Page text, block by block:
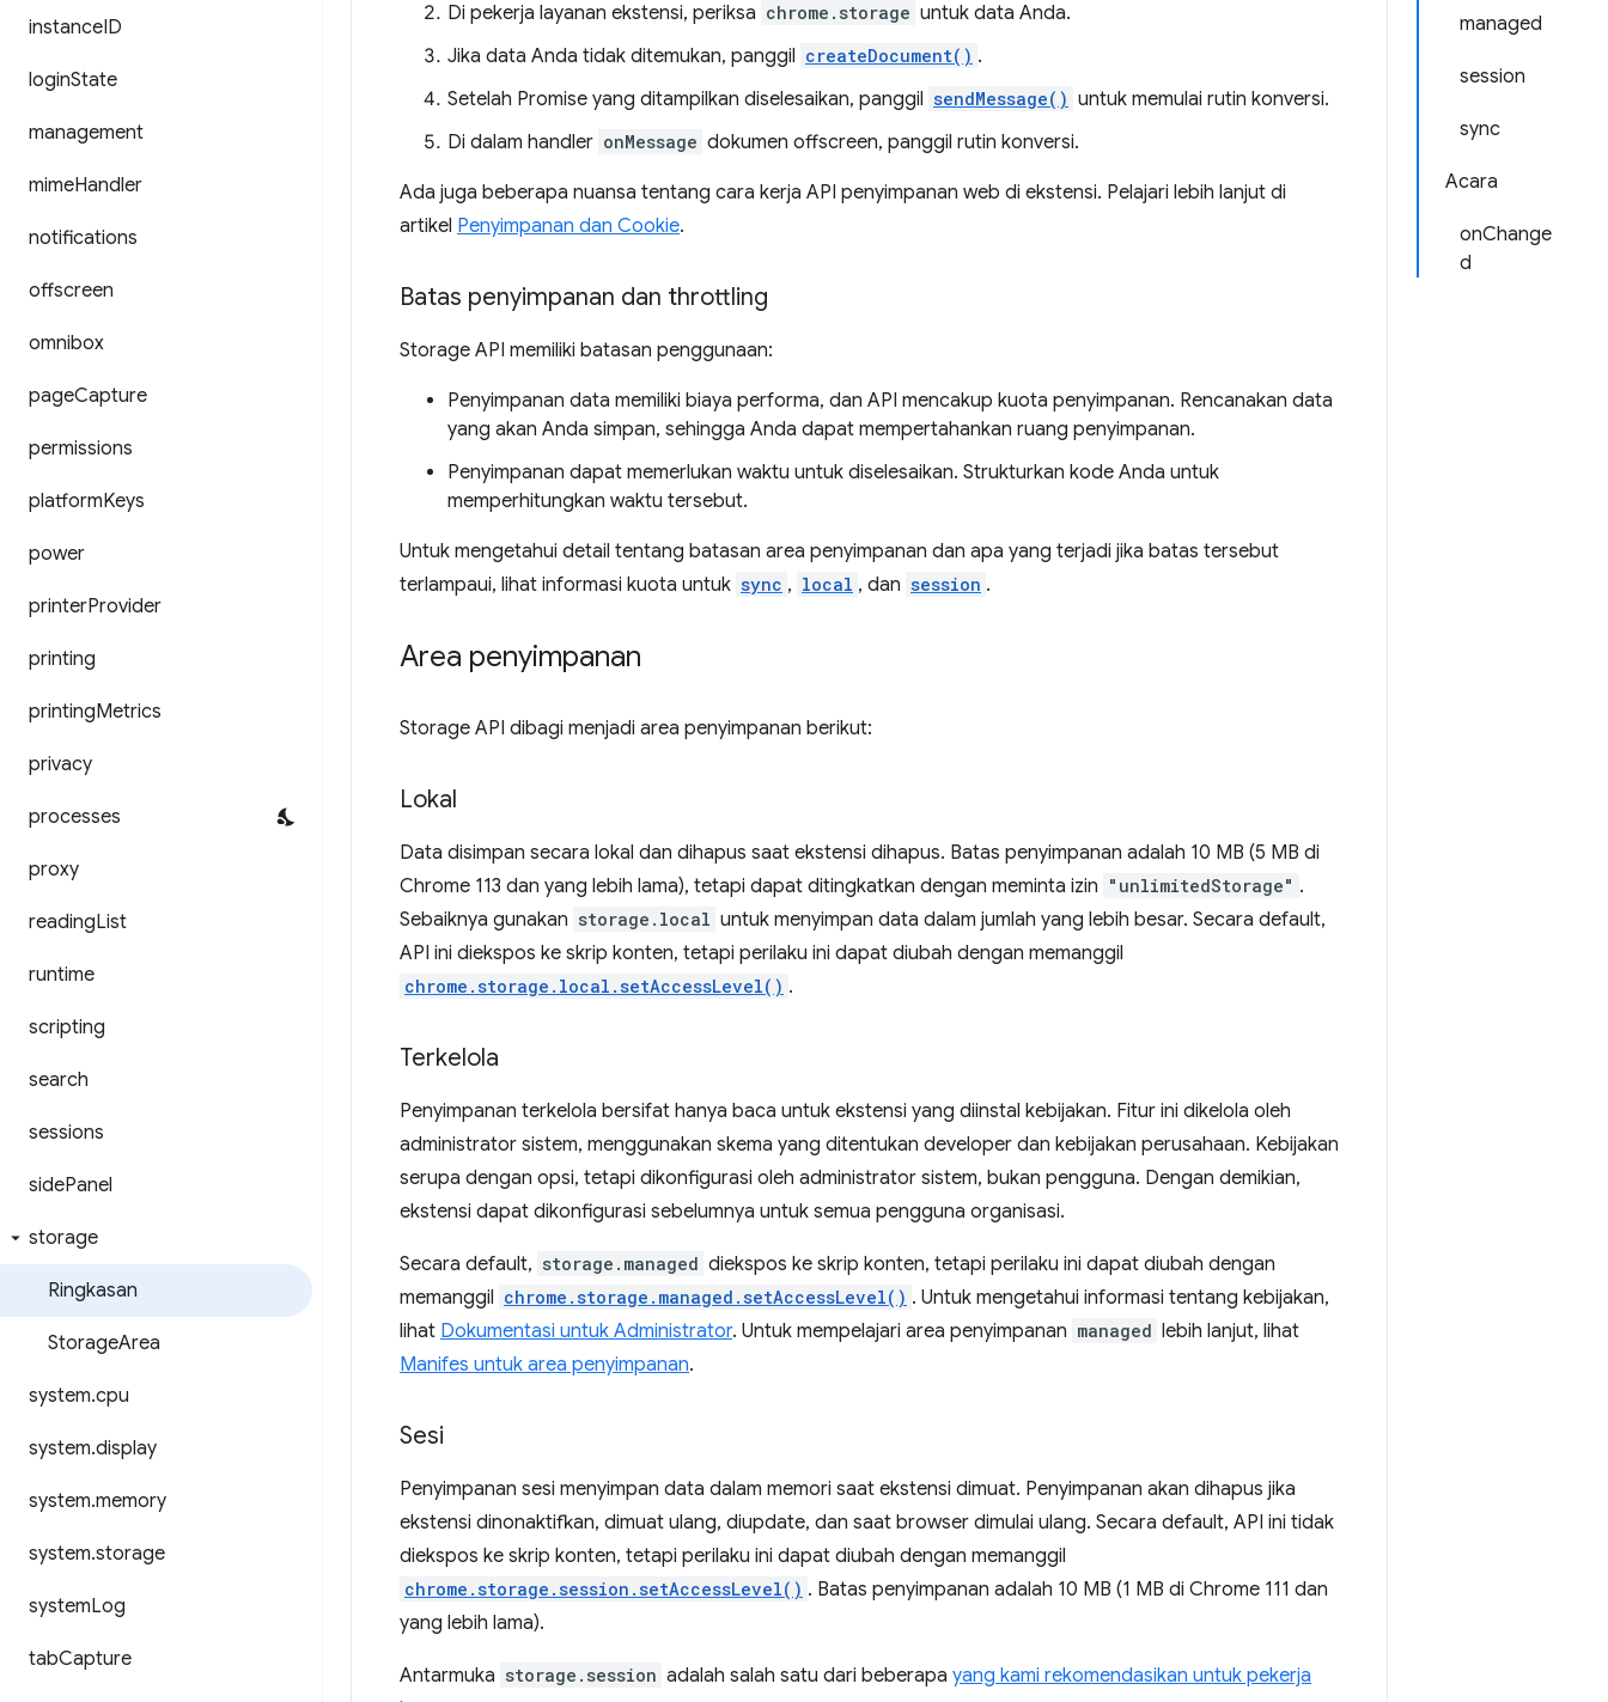
instanceID
loginState
management
mimeHandler
notifications
offscreen
omnibox
pageCapture
permissions
platformKeys
power
printerProvider
printing
printingMetrics
privacy
processes
proxy
readingList
runtime
scripting
search
sessions
sidePanel
storage
Ringkasan
StorageArea
system.cpu
system.display
system.memory
system.storage
systemLog
tabCapture
managed
session
sync
Acara
onChange
d
Di pekerja layanan ekstensi, periksa chrome.storage untuk data Anda.
Jika data Anda tidak ditemukan, panggil createDocument() .
Setelah Promise yang ditampilkan diselesaikan, panggil sendMessage() untuk memulai rutin konversi.
Di dalam handler onMessage dokumen offscreen, panggil rutin konversi.
Ada juga beberapa nuansa tentang cara kerja API penyimpanan web di ekstensi. Pelajari lebih lanjut di
artikel Penyimpanan dan Cookie.
Batas penyimpanan dan throttling
Storage API memiliki batasan penggunaan:
Penyimpanan data memiliki biaya performa, dan API mencakup kuota penyimpanan. Rencanakan data
yang akan Anda simpan, sehingga Anda dapat mempertahankan ruang penyimpanan.
Penyimpanan dapat memerlukan waktu untuk diselesaikan. Strukturkan kode Anda untuk
memperhitungkan waktu tersebut.
Untuk mengetahui detail tentang batasan area penyimpanan dan apa yang terjadi jika batas tersebut
terlampaui, lihat informasi kuota untuk sync , local , dan session .
Area penyimpanan
Storage API dibagi menjadi area penyimpanan berikut:
Lokal
Data disimpan secara lokal dan dihapus saat ekstensi dihapus. Batas penyimpanan adalah 10 MB (5 MB di
Chrome 113 dan yang lebih lama), tetapi dapat ditingkatkan dengan meminta izin "unlimitedStorage" .
Sebaiknya gunakan storage.local untuk menyimpan data dalam jumlah yang lebih besar. Secara default,
API ini diekspos ke skrip konten, tetapi perilaku ini dapat diubah dengan memanggil
chrome.storage.local.setAccessLevel() .
Terkelola
Penyimpanan terkelola bersifat hanya baca untuk ekstensi yang diinstal kebijakan. Fitur ini dikelola oleh
administrator sistem, menggunakan skema yang ditentukan developer dan kebijakan perusahaan. Kebijakan
serupa dengan opsi, tetapi dikonfigurasi oleh administrator sistem, bukan pengguna. Dengan demikian,
ekstensi dapat dikonfigurasi sebelumnya untuk semua pengguna organisasi.
Secara default, storage.managed diekspos ke skrip konten, tetapi perilaku ini dapat diubah dengan
memanggil chrome.storage.managed.setAccessLevel() . Untuk mengetahui informasi tentang kebijakan,
lihat Dokumentasi untuk Administrator. Untuk mempelajari area penyimpanan managed lebih lanjut, lihat
Manifes untuk area penyimpanan.
Sesi
Penyimpanan sesi menyimpan data dalam memori saat ekstensi dimuat. Penyimpanan akan dihapus jika
ekstensi dinonaktifkan, dimuat ulang, diupdate, dan saat browser dimulai ulang. Secara default, API ini tidak
diekspos ke skrip konten, tetapi perilaku ini dapat diubah dengan memanggil
chrome.storage.session.setAccessLevel() . Batas penyimpanan adalah 10 MB (1 MB di Chrome 111 dan
yang lebih lama).
Antarmuka storage.session adalah salah satu dari beberapa yang kami rekomendasikan untuk pekerja